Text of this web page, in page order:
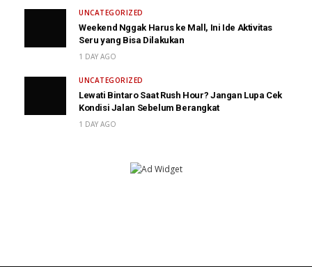
UNCATEGORIZED
Weekend Nggak Harus ke Mall, Ini Ide Aktivitas
Seru yang Bisa Dilakukan
1 DAY AGO
UNCATEGORIZED
Lewati Bintaro Saat Rush Hour? Jangan Lupa Cek
Kondisi Jalan Sebelum Berangkat
1 DAY AGO